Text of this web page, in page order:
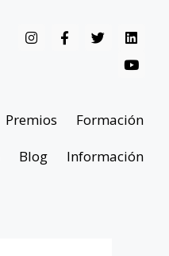
Premios
Formación
Blog Información